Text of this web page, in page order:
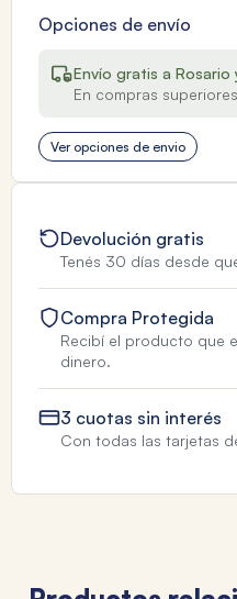
Opciones de envío
Envío gratis a Rosario
En compras
Ver opciones de envio
Devolución gratis
Tenés 30 días desde
Compra Protegida
Recibí el producto que
dinero.
3 cuotas sin interés
Con todas las tarjetas